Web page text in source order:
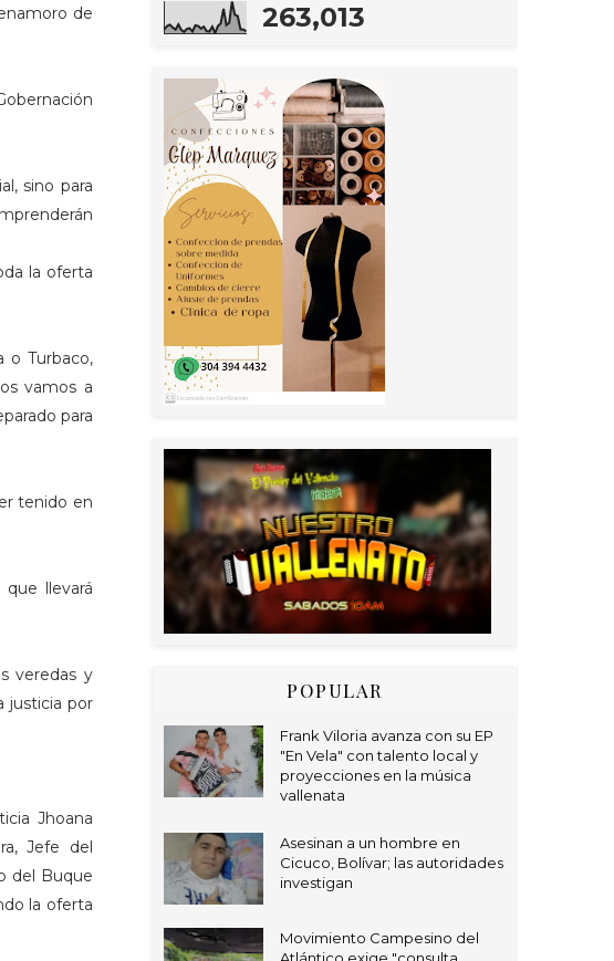
de
sino para
la oferta
o Turbaco,
vamos a
para
tenido en
llevará
veredas y
justicia por
Jhoana
Jefe del
del Buque
la oferta
263,013
POPULAR
Frank Viloria avanza con su EP
"En Vela" con talento local y
proyecciones en la música
vallenata
Asesinan a un hombre en
Cicuco, Bolívar; las autoridades
investigan
Movimiento Campesino del